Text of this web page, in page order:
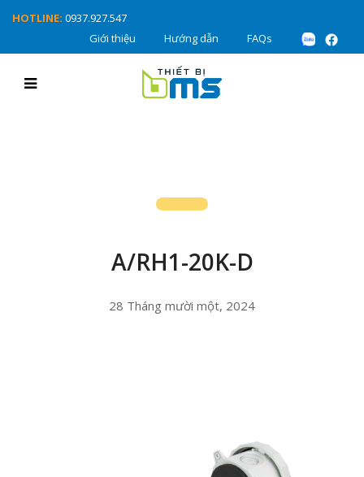
HOTLINE: 0937.927.547
Giới thiệu
Hướng dẫn FAQs
A/RH1-20K-D
28 Tháng mười một, 2024